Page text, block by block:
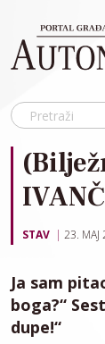
STAV 23. MAJ
Ja sam
boga?“
dupe!“